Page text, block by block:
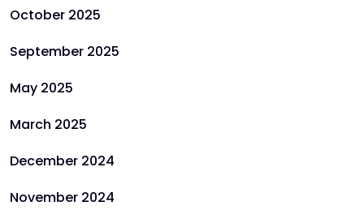
October 2025
September 2025
May 2025
March 2025
December 2024
November 2024